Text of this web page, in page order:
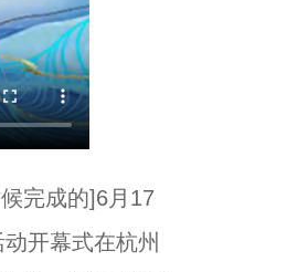
完成的]6月17
开幕式在杭州